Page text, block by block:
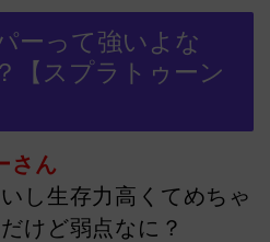
ーって強いよな
【スプラトゥーン
さん
し生存力高くてめちゃ
けど弱点なに？